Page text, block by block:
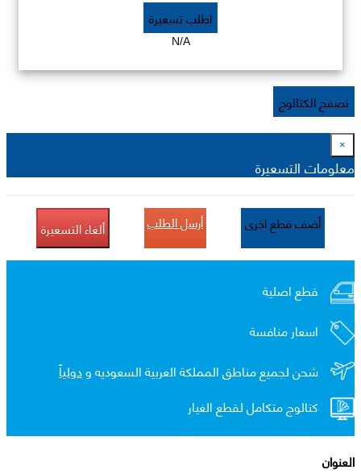
اطلب تسعيرة
N/A
تصفح الكتالوج
×
معلومات التسعيرة
أضف قطع اخرى أرسل الطلب ألغاء التسعيرة
قطع اصلية
اسعار منافسة
شحن لجميع مناطق المملكة العربية السعوديه ودولياً
كتالوج متكامل لقطع الغيار
العنوان